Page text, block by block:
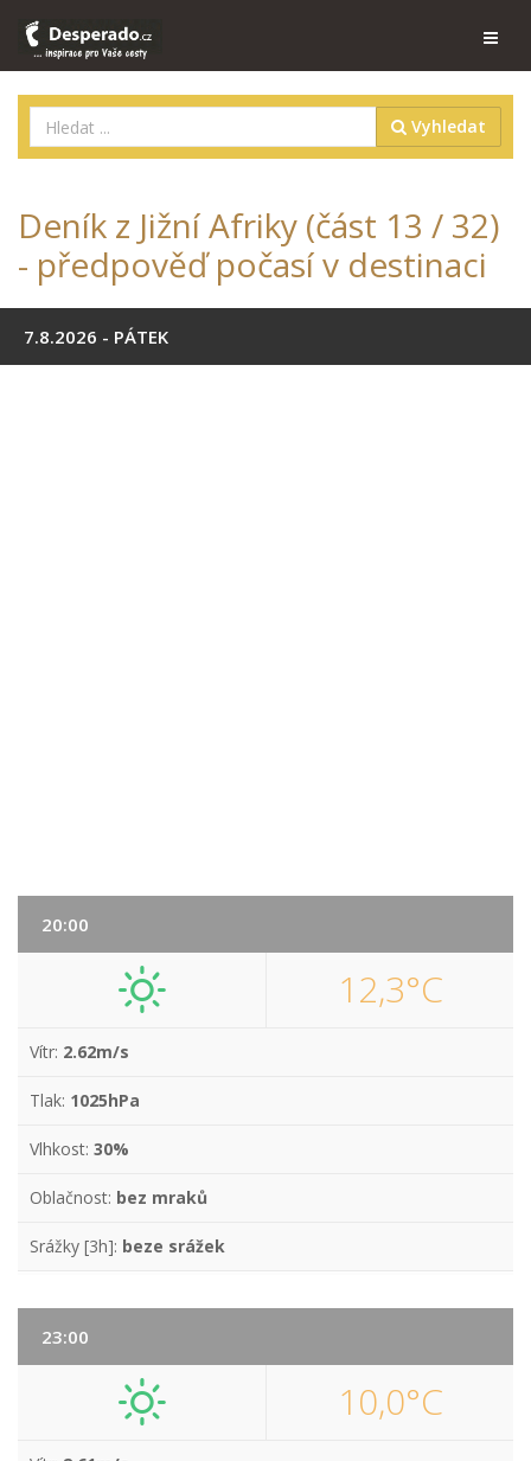
Vyhledat
Deník z Jižní Afriky (část 13 / 32)
- předpověď počasí v destinaci
7.8.2026 - PÁTEK
20:00
12,3°C
Vítr: 2.62m/s
Tlak: 1025hPa
Vlhkost: 30%
Oblačnost: bez mraků
Srážky [3h]: beze srážek
23:00
10,0°C